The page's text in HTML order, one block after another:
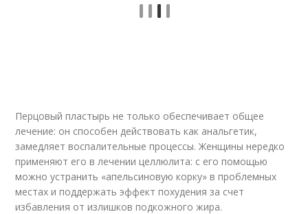
Перцовый пластырь не только обеспечивает общее
лечение: он способен действовать как анальгетик,
замедляет воспалительные процессы. Женщины нередко
применяют его в лечении целлюлита: с его помощью
можно устранить «апельсиновую корку» в проблемных
местах и поддержать эффект похудения за счет
избавления от излишков подкожного жира.